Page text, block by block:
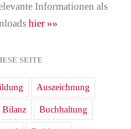
Informationen als
hier »»
SEITE
Auszeichnung
Bilanz Buchhaltung